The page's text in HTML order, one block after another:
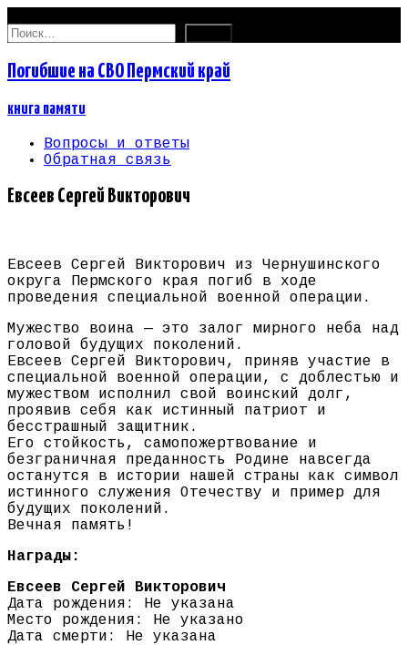
Найти:
Погибшие на СВО Пермский край
книга памяти
Вопросы и ответы
Обратная связь
Евсеев Сергей Викторович
Евсеев Сергей Викторович из Чернушинского
округа Пермского края погиб в ходе
проведения специальной военной операции.
Мужество воина — это залог мирного неба над
головой будущих поколений.
Евсеев Сергей Викторович, приняв участие в
специальной военной операции, с доблестью и
мужеством исполнил свой воинский долг,
проявив себя как истинный патриот и
бесстрашный защитник.
Его стойкость, самопожертвование и
безграничная преданность Родине навсегда
останутся в истории нашей страны как символ
истинного служения Отечеству и пример для
будущих поколений.
Вечная память!
Награды:
Евсеев Сергей Викторович
Дата рождения: Не указана
Место рождения: Не указано
Дата смерти: Не указана